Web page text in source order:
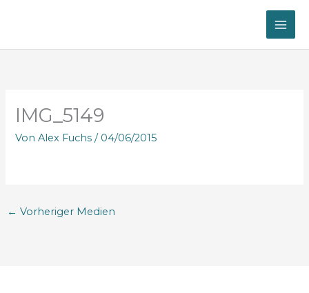
IMG_5149
VonAlex Fuchs/ 04/06/2015
← Vorheriger Medien